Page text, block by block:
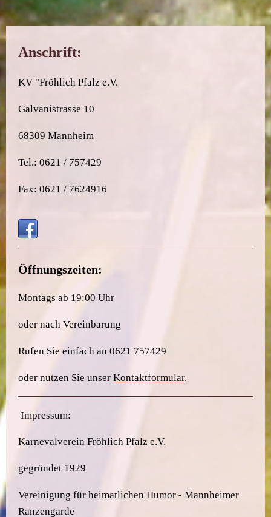
Anschrift:
KV "Fröhlich Pfalz e.V.
Galvanistrasse 10
68309 Mannheim
Tel.: 0621 / 757429
Fax: 0621 / 7624916
Öffnungszeiten:
Montags ab 19:00 Uhr
oder nach Vereinbarung
Rufen Sie einfach an 0621 757429
oder nutzen Sie unser Kontaktformular.
Impressum:
Karnevalverein Fröhlich Pfalz e.V.
gegründet 1929
Vereinigung für heimatlichen Humor - Mannheimer
Ranzengarde